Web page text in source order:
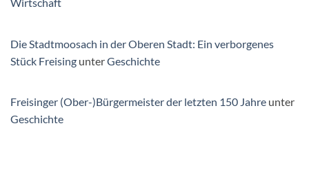
Die Stadtmoosach in der Oberen Stadt: Ein verborgenes
Stück Freising unterGeschichte
Freisinger (Ober-)Bürgermeister der letzten 150 Jahre unter
Geschichte